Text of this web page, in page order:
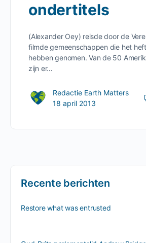
ondertitels
(Alexander Oey) reisde door de
filmde gemeenschappen die het
hebben genomen. Van de 50
zijn er…
Redactie Earth Matters
18 april 2013
Recente berichten
Restore what was entrusted